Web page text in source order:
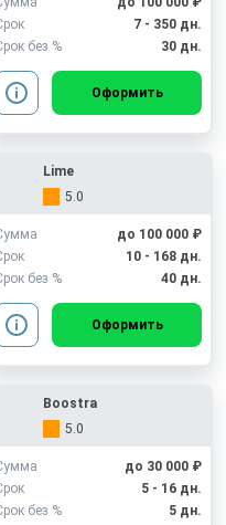
7 - 350 дн.
без %
30 дн.
Оформить
Lime
5.0
до 100 000 ₽
10 - 168 дн.
без %
40 дн.
Оформить
Boostra
5.0
до 30 000 ₽
5 - 16 дн.
без %
5 дн.